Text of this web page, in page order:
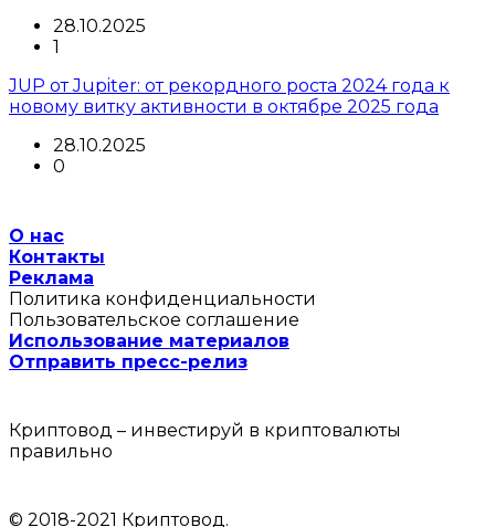
28.10.2025
1
JUP от Jupiter: от рекордного роста 2024 года к
новому витку активности в октябре 2025 года
28.10.2025
0
О нас
Контакты
Реклама
Политика конфиденциальности
Пользовательское соглашение
Использование материалов
Отправить пресс-релиз
Криптовод – инвестируй в криптовалюты
правильно
© 2018-2021 Криптовод.